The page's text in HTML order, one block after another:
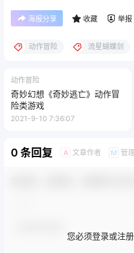
海报分享 收藏 举报
动作冒险 流星蝴蝶剑
动作冒险
奇妙幻想《奇妙逃亡》动作冒
险类游戏
2021-9-10 7:36:07
0 条回复 A 文章作者 M 管
您必须登录或注